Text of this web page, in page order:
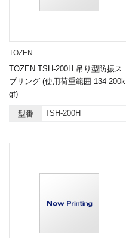
TOZEN
TOZEN TSH-200H 吊り型防振ス
プリング (使用荷重範囲 134-200k
gf)
型番 TSH-200H